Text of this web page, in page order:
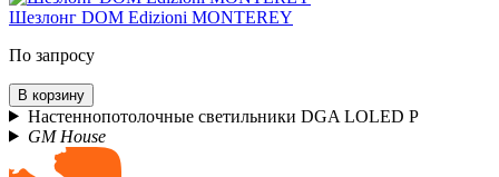
Шезлонг DOM Edizioni MONTEREY
По запросу
В корзину
Настеннопотолочные светильники DGA LOLED P
GM House